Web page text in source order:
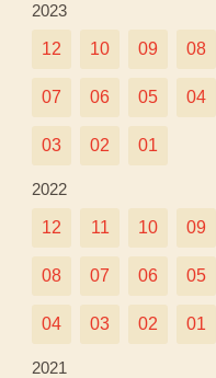
2023
12 10 09 08
07 06 05 04
03 02 01
2022
12 11 10 09
08 07 06 05
04 03 02 01
2021